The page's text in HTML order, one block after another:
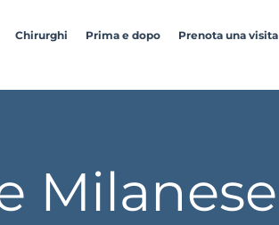
Chirurghi Prima e dopo Prenota una visita
Milanese